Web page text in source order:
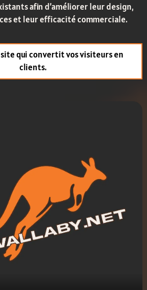
afin d’améliorer leur design,
et leur efficacité commerciale.
qui convertit vos visiteurs en
clients.